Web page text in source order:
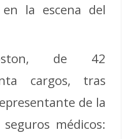
la escena del
de 42
cargos, tras
de la
médicos: